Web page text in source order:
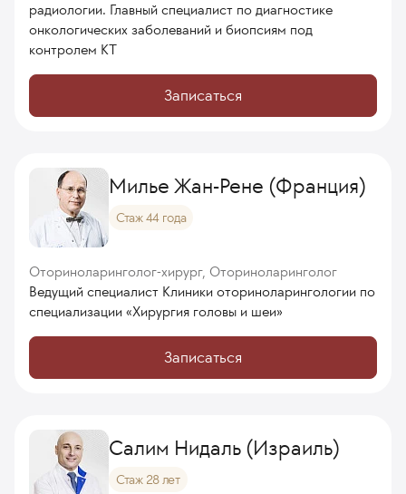
радиологии. Главный специалист по диагностике
онкологических заболеваний и биопсиям под
контролем КТ
Записаться
Милье Жан-Рене (Франция)
Стаж 44 года
Оториноларинголог-хирург, Оториноларинголог
Ведущий специалист Клиники оториноларингологии по
специализации «Хирургия головы и шеи»
Записаться
Салим Нидаль (Израиль)
Стаж 28 лет